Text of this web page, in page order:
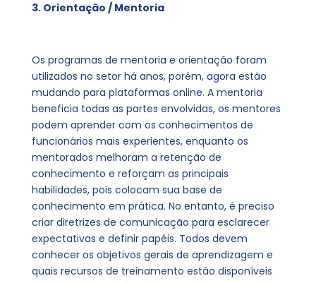
3. Orientação / Mentoria
Os programas de mentoria e orientação foram
utilizados no setor há anos, porém, agora estão
mudando para plataformas online. A mentoria
beneficia todas as partes envolvidas, os mentores
podem aprender com os conhecimentos de
funcionários mais experientes, enquanto os
mentorados melhoram a retenção de
conhecimento e reforçam as principais
habilidades, pois colocam sua base de
conhecimento em prática. No entanto, é preciso
criar diretrizes de comunicação para esclarecer
expectativas e definir papéis. Todos devem
conhecer os objetivos gerais de aprendizagem e
quais recursos de treinamento estão disponíveis